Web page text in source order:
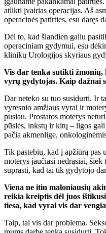
atlikti įvairias operacijas. Aš
operacinės patirties, esu daręs
Dėl to, kad šiandien galiu
operaciniam gydymui, esu
klinikų Urologijos skyriaus
Vis dar tenka sutikti
vyrų gydytojas. Kaip dažnai
Dar neteko su tuo susidurti. Ir
vyresnio amžiaus vyrai ir
pusiau. Prostatos moterys
pūslės, inkstų ir kitų – ligos
pačia akmenlige,
Tik pastebiu, kad į apžiūrą pas
moterys jaučiasi nedrąsiai,
suprasti, kad tai tik gydytojo
Viena ne itin maloniausių
reikia kreiptis dėl juos
tiesa, kad vyrai vis dar
Taip, tai vis dar problema.